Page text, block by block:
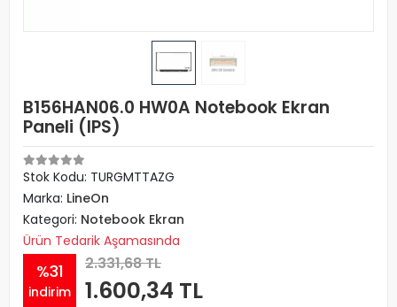
B156HAN06.0 HW0A Notebook Ekran
Paneli (IPS)
Stok Kodu: TURGMTTAZG
Marka: LineOn
Kategori: Notebook Ekran
Ürün Tedarik Aşamasında
%31
indirim
2.331,68 TL
1.600,34 TL